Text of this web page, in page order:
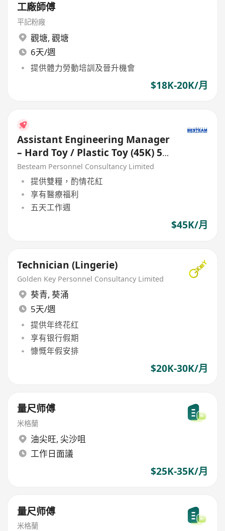
工廠師傅
平記粉廠
觀塘, 觀塘
6天/週
提供體力勞動培訓及晉升機會
$18K-20K/月
Assistant Engineering Manager
– Hard Toy / Plastic Toy (45K) 5
Days
Besteam Personnel Consultancy Limited
提供雙糧，酌情花紅
享有醫療福利
五天工作週
$45K/月
Technician (Lingerie)
Golden Key Personnel Consultancy Limited
葵青, 葵涌
5天/週
提供年终花红
享有银行假期
慷慨年假安排
$20K-30K/月
量尺师傅
米格蘭
油尖旺, 尖沙咀
工作日面議
$25K-35K/月
量尺师傅
米格蘭